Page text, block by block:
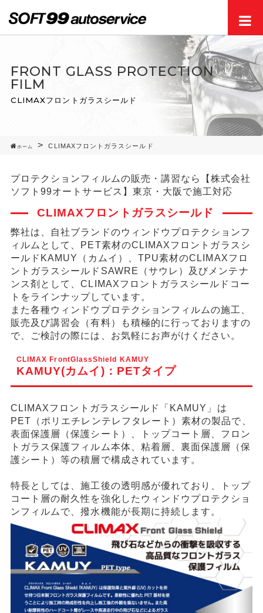
FRONT GLASS PROTECTION
FILM
CLIMAXフロントガラスシールド
ホーム CLIMAXフロントガラスシールド
プロテクションフィルムの販売・講習なら【株式会社
ソフト99オートサービス】東京・大阪で施工対応
CLIMAXフロントガラスシールド
弊社は、自社ブランドのウィンドウプロテクションフ
ィルムとして、PET素材のCLIMAXフロントガラスシ
ールドKAMUY（カムイ）、TPU素材のCLIMAXフロ
ントガラスシールドSAWRE（サウレ）及びメンテナ
ンス剤として、CLIMAXフロントガラスシールドコー
トをラインナップしています。
また各種ウィンドウプロテクションフィルムの施工、
販売及び講習会（有料）も積極的に行っておりますの
で、ご検討の際には、お気軽にお声がけください。
KAMUY(カムイ)：PETタイプ
CLIMAX FrontGlassShield KAMUY
CLIMAXフロントガラスシールド「KAMUY」は
PET（ポリエチレンテレフタレート）素材の製品で、
表面保護層（保護シート）、トップコート層、フロン
トガラス保護フィルム本体、粘着層、裏面保護層（保
護シート）等の積層で構成されています。
特長としては、施工後の透明感が優れており、トップ
コート層の耐久性を強化したウィンドウプロテクショ
ンフィルムで、撥水機能が長期に持続します。